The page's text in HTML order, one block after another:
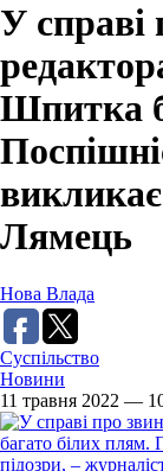
У справі
Шпитка
Лямець
Нова Влада
Суспільство
Новини
11 травня 2022 —